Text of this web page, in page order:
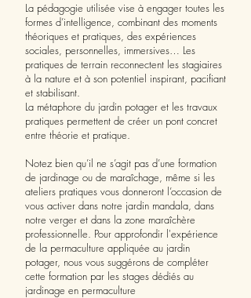
La pédagogie utilisée vise à engager toutes les
formes d’intelligence, combinant des moments
théoriques et pratiques, des expériences
sociales, personnelles, immersives… Les
pratiques de terrain reconnectent les stagiaires
à la nature et à son potentiel inspirant, pacifiant
et stabilisant.
La métaphore du jardin potager et les travaux
pratiques permettent de créer un pont concret
entre théorie et pratique.
Notez bien qu’il ne s’agit pas d’une formation
de jardinage ou de maraîchage, même si les
ateliers pratiques vous donneront l’occasion de
vous activer dans notre jardin mandala, dans
notre verger et dans la zone maraîchère
professionnelle. Pour approfondir l'expérience
de la permaculture appliquée au jardin
potager, nous vous suggérons de compléter
cette formation par les stages dédiés au
jardinage en permaculture